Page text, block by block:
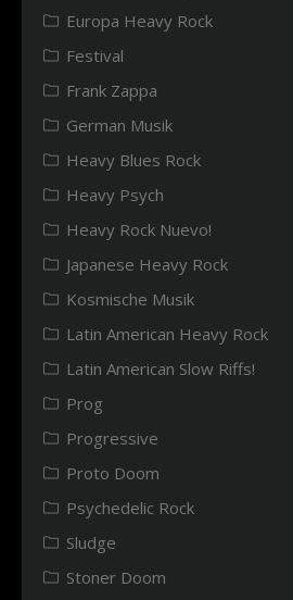
Europa Heavy Rock
Festival
Frank Zappa
German Musik
Heavy Blues Rock
Heavy Psych
Heavy Rock Nuevo!
Japanese Heavy Rock
Kosmische Musik
Latin American Heavy Rock
Latin American Slow Riffs!
Prog
Progressive
Proto Doom
Psychedelic Rock
Sludge
Stoner Doom